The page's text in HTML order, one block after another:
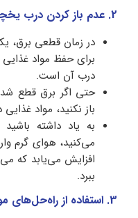
2. عدم باز کردن درب
در زمان قطعی برق،
برای حفظ مواد
درب آن است.
حتی اگر برق قطع
باز نکنید، مواد
به یاد داشته
می‌کنید، هوای گرم
افزایش می‌یابد که
ببرد.
3. استفاده از